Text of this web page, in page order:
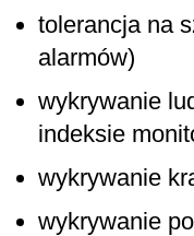
tolerancja na
alarmów)
wykrywanie
indeksie
wykrywanie
wykrywanie